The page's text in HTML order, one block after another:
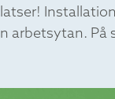
arbetsytan. På